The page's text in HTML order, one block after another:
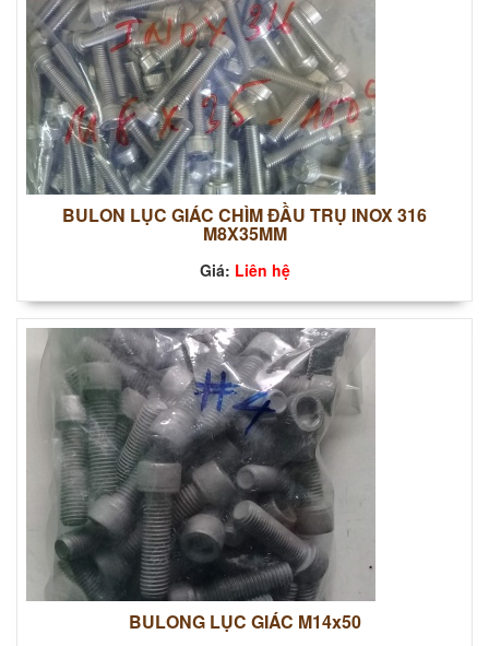
BULON LỤC GIÁC CHÌM ĐẦU TRỤ INOX 316
M8X35MM
Giá: Liên hệ
BULONG LỤC GIÁC M14x50